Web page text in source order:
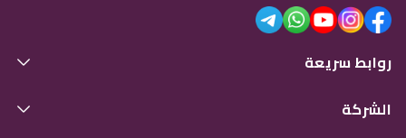
روابط سريعة
الشركة